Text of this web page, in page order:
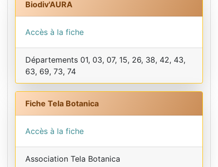
Biodiv'AURA
Accès à la fiche
Départements 01, 03, 07, 15, 26, 38, 42, 43,
63, 69, 73, 74
Fiche Tela Botanica
Accès à la fiche
Association Tela Botanica